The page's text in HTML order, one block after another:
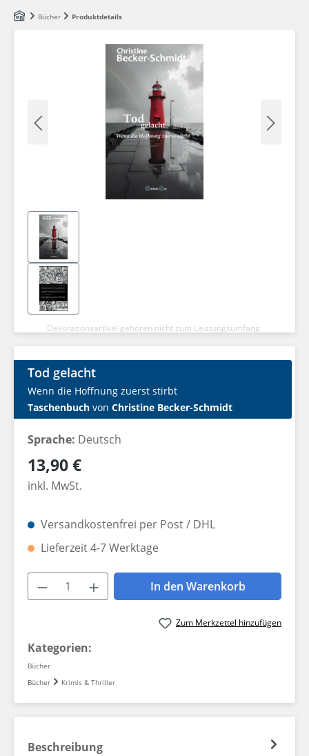
Zum Hauptinhalt springen
Bücher Produktdetails
Dekorationsartikel gehören nicht zum Leistungsumfang.
Tod gelacht
Wenn die Hoffnung zuerst stirbt
Taschenbuch von Christine Becker-Schmidt
Sprache: Deutsch
Regulärer Preis:
13,90 €
inkl. MwSt.
Versandkostenfrei per Post / DHL
Lieferzeit 4-7 Werktage
Produkt Anzahl: Gib den
In den Warenkorb
Zum Merkzettel hinzufügen
Kategorien:
Bücher
Bücher
Krimis & Thriller
Beschreibung